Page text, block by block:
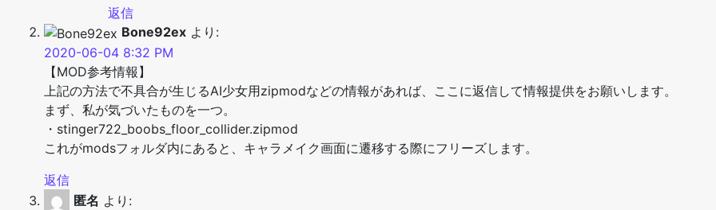
返信
Bone92ex より:
2020-06-04 8:32 PM
【MOD参考情報】
上記の方法で不具合が生じるAI少女用zipmodなどの情報があれば、ここに返信して情報提供をお願いします。
まず、私が気づいたものを一つ。
・stinger722_boobs_floor_collider.zipmod
これがmodsフォルダ内にあると、キャラメイク画面に遷移する際にフリーズします。
返信
匿名 より: